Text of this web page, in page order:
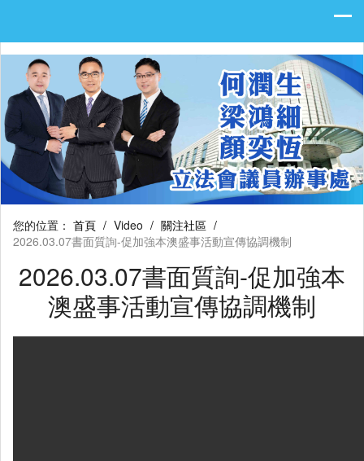
您的位置： 首頁 / Video / 關注社區 /
2026.03.07書面質詢-促加強本澳盛事活動宣傳協調機制
2026.03.07書面質詢-促加強本
澳盛事活動宣傳協調機制